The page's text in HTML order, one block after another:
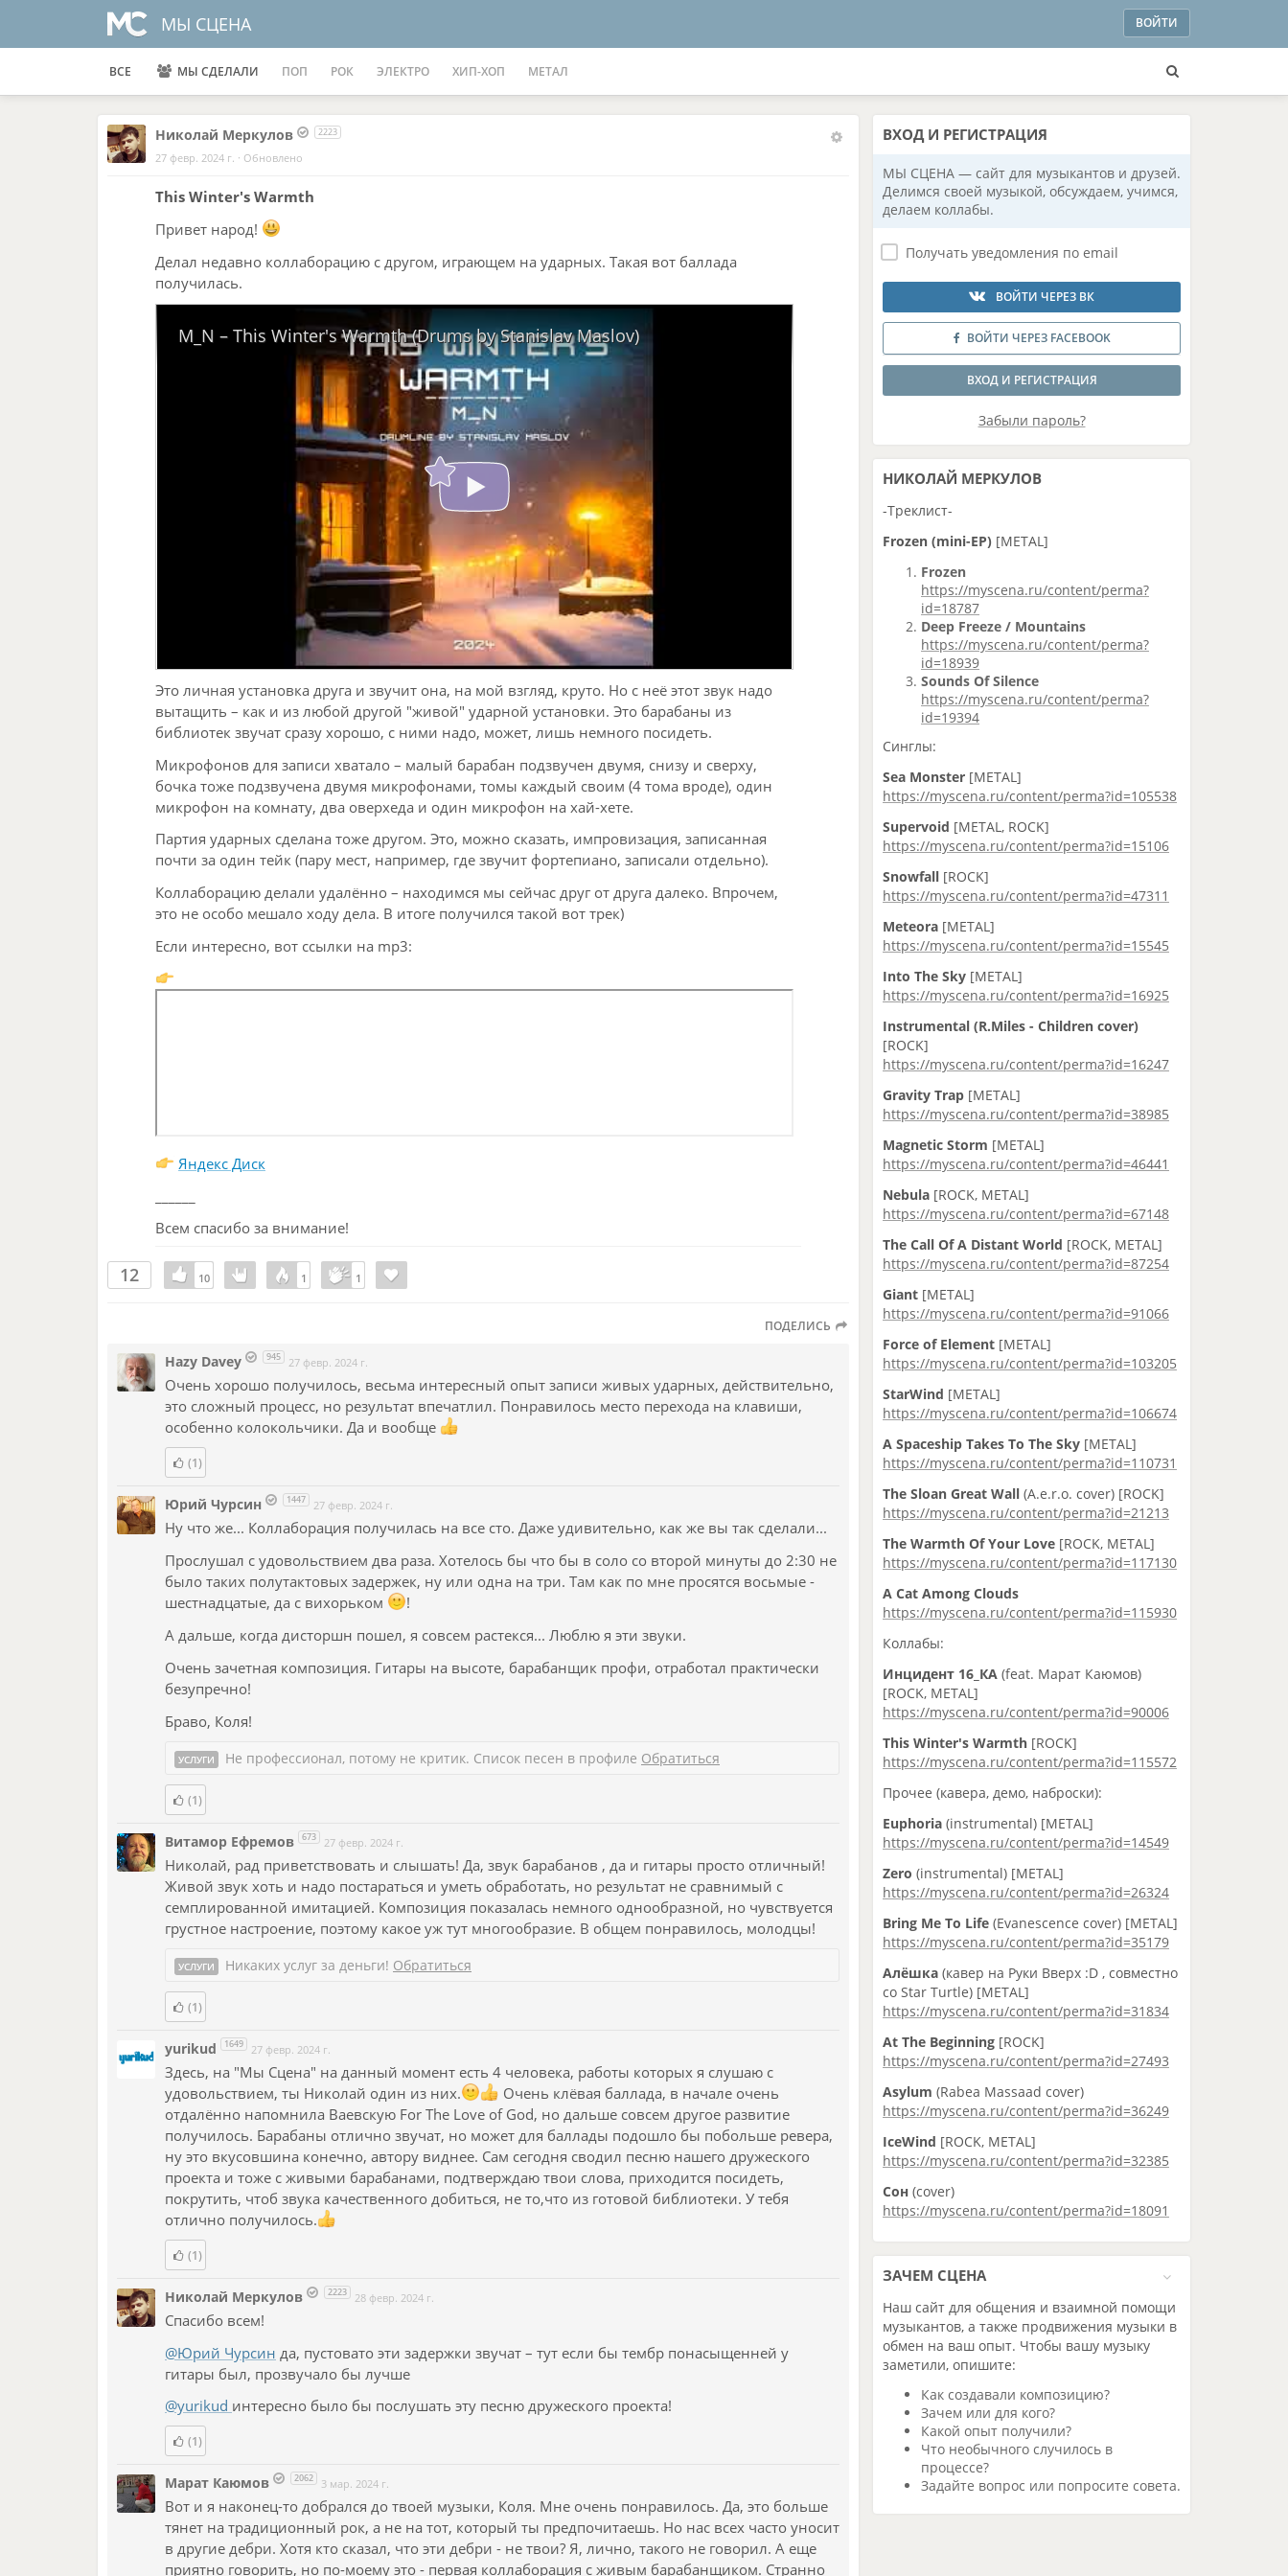
МЫ СЦЕНА ВОЙТИ
ВСЕ МЫ СДЕЛАЛИ ПОП РОК ЭЛЕКТРО ХИП-ХОП МЕТАЛ
Николай Меркулов 2223
27 февр. 2024 г. · Обновлено
This Winter's Warmth
Привет народ!
Делал недавно коллаборацию с другом, играющем на ударных. Такая вот баллада
получилась.
M_N – This Winter's Warmth (Drums by Stanislav Maslov)
Это личная установка друга и звучит она, на мой взгляд, круто. Но с неё этот звук надо
вытащить – как и из любой другой "живой" ударной установки. Это барабаны из
библиотек звучат сразу хорошо, с ними надо, может, лишь немного посидеть.
Микрофонов для записи хватало – малый барабан подзвучен двумя, снизу и сверху,
бочка тоже подзвучена двумя микрофонами, томы каждый своим (4 тома вроде), один
микрофон на комнату, два оверхеда и один микрофон на хай-хете.
Партия ударных сделана тоже другом. Это, можно сказать, импровизация, записанная
почти за один тейк (пару мест, например, где звучит фортепиано, записали отдельно).
Коллаборацию делали удалённо – находимся мы сейчас друг от друга далеко. Впрочем,
это не особо мешало ходу дела. В итоге получился такой вот трек)
Если интересно, вот ссылки на mp3:
Яндекс Диск
Всем спасибо за внимание!
12 10
10 11 11
ПОДЕЛИСЬ
Hazy Davey 945 27 февр. 2024 г.
Очень хорошо получилось, весьма интересный опыт записи живых ударных, действительно,
это сложный процесс, но результат впечатлил. Понравилось место перехода на клавиши,
особенно колокольчики. Да и вообще
(1)
Юрий Чурсин 1447 27 февр. 2024 г.
Ну что же... Коллаборация получилась на все сто. Даже удивительно, как же вы так сделали...
Прослушал с удовольствием два раза. Хотелось бы что бы в соло со второй минуты до 2:30 не
было таких полутактовых задержек, ну или одна на три. Там как по мне просятся восьмые -
шестнадцатые, да с вихорьком
!
А дальше, когда дисторшн пошел, я совсем растекся... Люблю я эти звуки.
Очень зачетная композиция. Гитары на высоте, барабанщик профи, отработал практически
безупречно!
Браво, Коля!
УСЛУГИ Не профессионал, потому не критик. Список песен в профиле Обратиться
(1)
Витамор Ефремов 673 27 февр. 2024 г.
Николай, рад приветствовать и слышать! Да, звук барабанов , да и гитары просто отличный!
Живой звук хоть и надо постараться и уметь обработать, но результат не сравнимый с
семплированной имитацией. Композиция показалась немного однообразной, но чувствуется
грустное настроение, поэтому какое уж тут многообразие. В общем понравилось, молодцы!
УСЛУГИ Никаких услуг за деньги! Обратиться
(1)
yurikud 1649 27 февр. 2024 г.
Здесь, на "Мы Сцена" на данный момент есть 4 человека, работы которых я слушаю с
удовольствием, ты Николай один из них.
Очень клёвая баллада, в начале очень
отдалённо напомнила Ваевскую For The Love of God, но дальше совсем другое развитие
получилось. Барабаны отлично звучат, но может для баллады подошло бы побольше ревера,
ну это вкусовшина конечно, автору виднее. Сам сегодня сводил песню нашего дружеского
проекта и тоже с живыми барабанами, подтверждаю твои слова, приходится посидеть,
покрутить, чтоб звука качественного добиться, не то,что из готовой библиотеки. У тебя
отлично получилось.
(1)
Николай Меркулов 2223 28 февр. 2024 г.
Спасибо всем!
@Юрий Чурсин да, пустовато эти задержки звучат – тут если бы тембр понасыщенней у
гитары был, прозвучало бы лучше
@yurikud интересно было бы послушать эту песню дружеского проекта!
(1)
Марат Каюмов 2062 3 мар. 2024 г.
Вот и я наконец-то добрался до твоей музыки, Коля. Мне очень понравилось. Да, это больше
тянет на традиционный рок, а не на тот, который ты предпочитаешь. Но нас всех часто уносит
в другие дебри. Хотя кто сказал, что эти дебри - не твои? Я, лично, такого не говорил. А еще
приятно говорить, но по-моему это - первая коллаборация с живым барабанщиком. Странно
ВХОДИ РЕГИСТРАЦИЯ
МЫ СЦЕНА — сайт для музыкантов и друзей.
Делимся своей музыкой, обсуждаем, учимся,
делаем коллабы.
Получать уведомления по email
ВОЙТИ ЧЕРЕЗ ВК
ВОЙТИ ЧЕРЕЗ FACEBOOK
ВХОД И РЕГИСТРАЦИЯ
Забыли пароль?
НИКОЛАЙ МЕРКУЛОВ
-Треклист-
Frozen (mini-EP) [METAL]
Frozen
https://myscena.ru/content/perma?
id=18787
Deep Freeze / Mountains
https://myscena.ru/content/perma?
id=18939
Sounds Of Silence
https://myscena.ru/content/perma?
id=19394
Синглы:
Sea Monster [METAL]
https://myscena.ru/content/perma?id=105538
Supervoid [METAL, ROCK]
https://myscena.ru/content/perma?id=15106
Snowfall [ROCK]
https://myscena.ru/content/perma?id=47311
Meteora [METAL]
https://myscena.ru/content/perma?id=15545
Into The Sky [METAL]
https://myscena.ru/content/perma?id=16925
Instrumental (R.Miles - Children cover)
[ROCK]
https://myscena.ru/content/perma?id=16247
Gravity Trap [METAL]
https://myscena.ru/content/perma?id=38985
Magnetic Storm [METAL]
https://myscena.ru/content/perma?id=46441
Nebula [ROCK, METAL]
https://myscena.ru/content/perma?id=67148
The Call Of A Distant World [ROCK, METAL]
https://myscena.ru/content/perma?id=87254
Giant [METAL]
https://myscena.ru/content/perma?id=91066
Force of Element [METAL]
https://myscena.ru/content/perma?id=103205
StarWind [METAL]
https://myscena.ru/content/perma?id=106674
A Spaceship Takes To The Sky [METAL]
https://myscena.ru/content/perma?id=110731
The Sloan Great Wall (A.e.r.o. cover) [ROCK]
https://myscena.ru/content/perma?id=21213
The Warmth Of Your Love [ROCK, METAL]
https://myscena.ru/content/perma?id=117130
A Cat Among Clouds
https://myscena.ru/content/perma?id=115930
Коллабы:
Инцидент 16_КА (feat. Марат Каюмов)
[ROCK, METAL]
https://myscena.ru/content/perma?id=90006
This Winter's Warmth [ROCK]
https://myscena.ru/content/perma?id=115572
Прочее (кавера, демо, наброски):
Euphoria (instrumental) [METAL]
https://myscena.ru/content/perma?id=14549
Zero (instrumental) [METAL]
https://myscena.ru/content/perma?id=26324
Bring Me To Life (Evanescence cover) [METAL]
https://myscena.ru/content/perma?id=35179
Алёшка (кавер на Руки Вверх :D , совместно
со Star Turtle) [METAL]
https://myscena.ru/content/perma?id=31834
At The Beginning [ROCK]
https://myscena.ru/content/perma?id=27493
Asylum (Rabea Massaad cover)
https://myscena.ru/content/perma?id=36249
IceWind [ROCK, METAL]
https://myscena.ru/content/perma?id=32385
Сон (cover)
https://myscena.ru/content/perma?id=18091
ЗАЧЕМ СЦЕНА
Наш сайт для общения и взаимной помощи
музыкантов, а также продвижения музыки в
обмен на ваш опыт. Чтобы вашу музыку
заметили, опишите:
Как создавали композицию?
Зачем или для кого?
Какой опыт получили?
Что необычного случилось в
процессе?
Задайте вопрос или попросите совета.